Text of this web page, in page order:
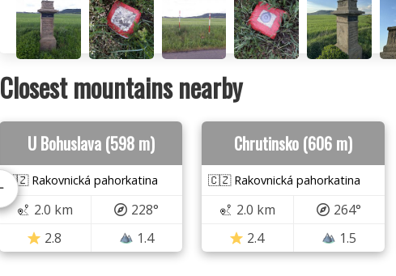
Closest mountains nearby
U Bohuslava (598 m)
🇨🇿 Rakovnická pahorkatina
2.0 km
228°
2.8
1.4
Chrutinsko (606 m)
🇨🇿 Rakovnická pahorkatina
2.0 km
264°
2.4
1.5